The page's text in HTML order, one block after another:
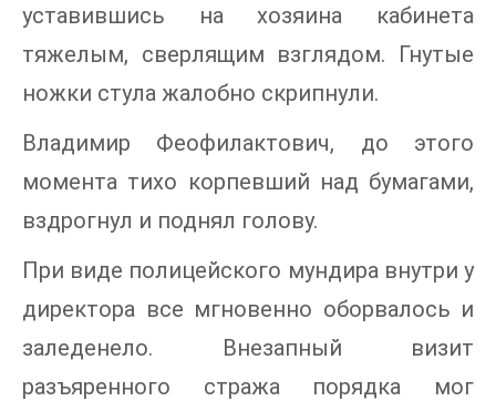
уставившись на хозяина кабинета
тяжелым, сверлящим взглядом. Гнутые
ножки стула жалобно скрипнули.
Владимир Феофилактович, до этого
момента тихо корпевший над бумагами,
вздрогнул и поднял голову.
При виде полицейского мундира внутри у
директора все мгновенно оборвалось и
заледенело. Внезапный визит
разъяренного стража порядка мог